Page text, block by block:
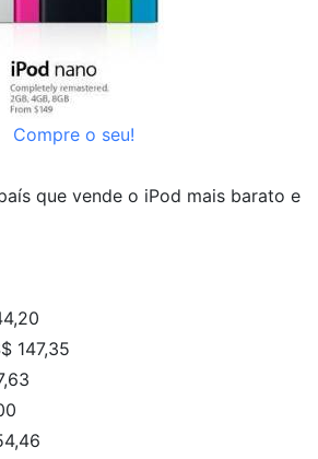
Compre o seu!
que vende o iPod mais barato e
147,35